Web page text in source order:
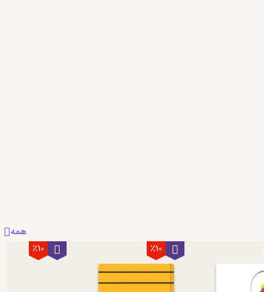
همه
٪10 ٪10